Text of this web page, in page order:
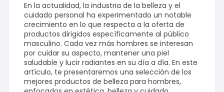
En la actualidad, la industria de la belleza y el
cuidado personal ha experimentado un notable
crecimiento en lo que respecta a la oferta de
productos dirigidos específicamente al público
masculino. Cada vez más hombres se interesan
por cuidar su aspecto, mantener una piel
saludable y lucir radiantes en su día a día. En este
artículo, te presentaremos una selección de los
mejores productos de belleza para hombres,